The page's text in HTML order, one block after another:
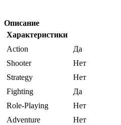
Описание
Характеристики
Action
Да
Shooter
Нет
Strategy
Нет
Fighting
Да
Role-Playing
Нет
Adventure
Нет